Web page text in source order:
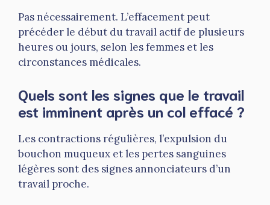
Pas nécessairement. L’effacement peut
précéder le début du travail actif de plusieurs
heures ou jours, selon les femmes et les
circonstances médicales.
Quels sont les signes que le travail
est imminent après un col effacé ?
Les contractions régulières, l’expulsion du
bouchon muqueux et les pertes sanguines
légères sont des signes annonciateurs d’un
travail proche.